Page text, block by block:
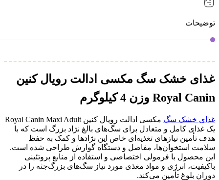
توضیحات
غذای خشک سگ مکسی ادالت رویال کنین
Royal Canin وزن 4 کیلوگرم
غذای خشک سگ
مکسی ادالت رویال کنین Royal Canin Maxi Adult
یک غذای کامل و متعادل برای سگ‌های بالغ نژاد بزرگ است که با
هدف تأمین نیازهای تغذیه‌ای خاص این نژادها و کمک به حفظ
سلامت استخوان‌ها، مفاصل و دستگاه گوارش طراحی شده است.
این محصول با فرمولی اختصاصی و استفاده از منابع پروتئینی
باکیفیت، انرژی و مواد مغذی مورد نیاز سگ‌های بزرگ‌جثه را در
دوران بلوغ تأمین می‌کند.